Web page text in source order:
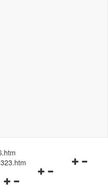
Navigationsmenü
Navigationsmenü